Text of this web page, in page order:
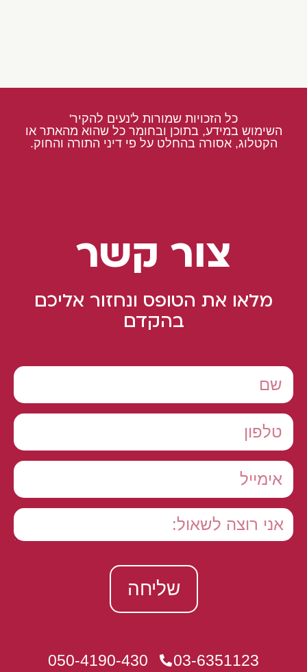
כל הזכויות שמורות ל'נעים להקיר'
השימוש במידע, בתוכן ובחומר כל שהוא מהאתר או
הקטלוג, אסורה בהחלט על פי דיני התורה והחוק.
צור קשר
מלאו את הטופס ונחזור אליכם
בהקדם
שליחה
03-6351123
050-4190-430